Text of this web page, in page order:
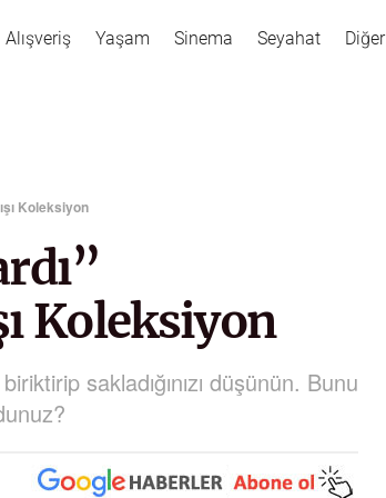
Alışveriş Yaşam Sinema Seyahat Diğer
Koleksiyon
Koleksiyon
sakladığınızı düşünün. Bunu